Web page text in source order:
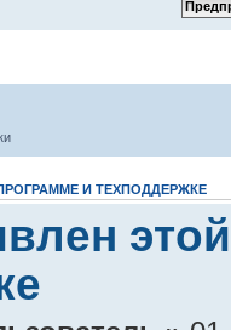
И ТЕХПОДДЕРЖКЕ